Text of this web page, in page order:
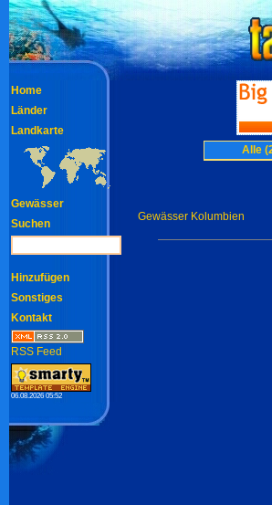
Alle
Gewässer Kolumbien
Home
Länder
Landkarte
Gewässer
Suchen
Hinzufügen
Sonstiges
Kontakt
RSS Feed
06.08.2026 05:52